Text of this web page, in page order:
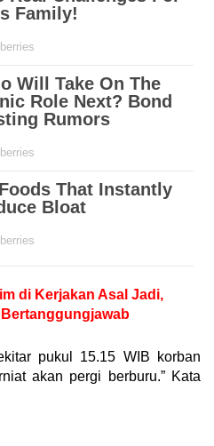
di Kerjakan Asal Jadi,
pukul 15.15 WIB korban
akan pergi berburu.” Kata